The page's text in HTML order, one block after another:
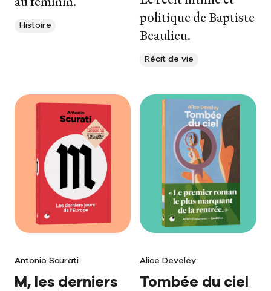
Histoire
politique de Baptiste
Beaulieu.
Récit de vie
Antonio Scurati
M, les derniers
Alice Develey
Tombée du ciel